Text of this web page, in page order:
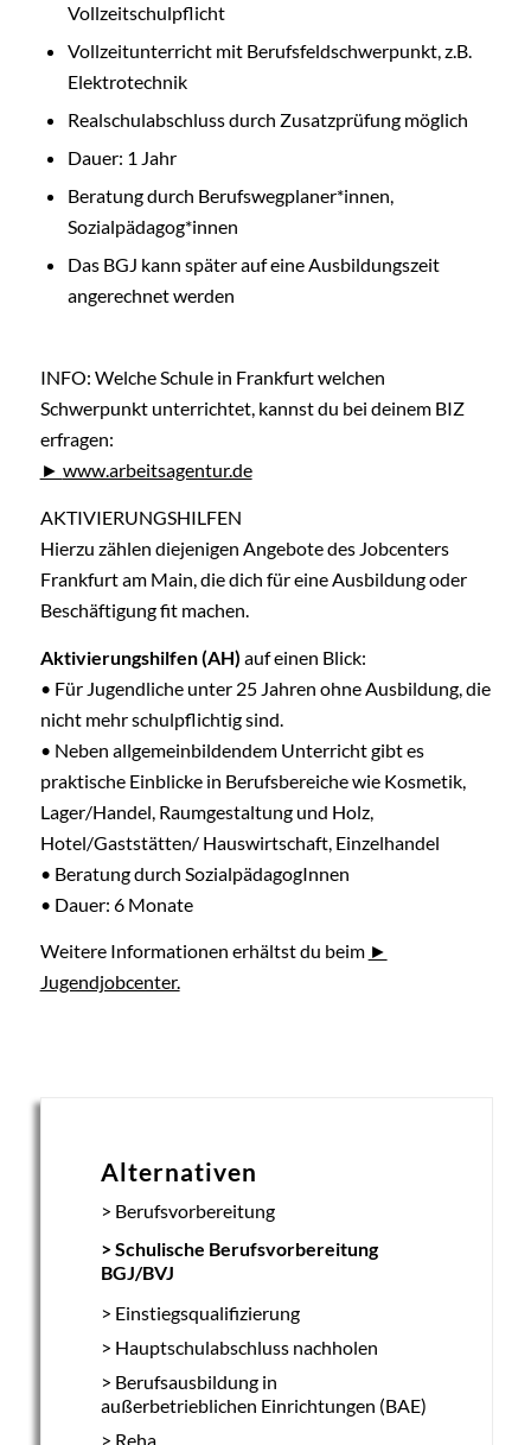
Vollzeitschulpflicht
Vollzeitunterricht mit Berufsfeldschwerpunkt, z.B.
Elektrotechnik
Realschulabschluss durch Zusatzprüfung möglich
Dauer: 1 Jahr
Beratung durch Berufswegplaner*innen,
Sozialpädagog*innen
Das BGJ kann später auf eine Ausbildungszeit
angerechnet werden
INFO: Welche Schule in Frankfurt welchen
Schwerpunkt unterrichtet, kannst du bei deinem BIZ
erfragen:
www.arbeitsagentur.de
AKTIVIERUNGSHILFEN
Hierzu zählen diejenigen Angebote des Jobcenters
Frankfurt am Main, die dich für eine Ausbildung oder
Beschäftigung fit machen.
Aktivierungshilfen (AH) auf einen Blick:
• Für Jugendliche unter 25 Jahren ohne Ausbildung, die
nicht mehr schulpflichtig sind.
• Neben allgemeinbildendem Unterricht gibt es
praktische Einblicke in Berufsbereiche wie Kosmetik,
Lager/Handel, Raumgestaltung und Holz,
Hotel/Gaststätten/ Hauswirtschaft, Einzelhandel
• Beratung durch SozialpädagogInnen
• Dauer: 6 Monate
Weitere Informationen erhältst du beim
Jugendjobcenter.
Alternativen
Berufsvorbereitung
Schulische Berufsvorbereitung
BGJ/BVJ
Einstiegsqualifizierung
Hauptschulabschluss nachholen
Berufsausbildung in
außerbetrieblichen Einrichtungen (BAE)
Reha